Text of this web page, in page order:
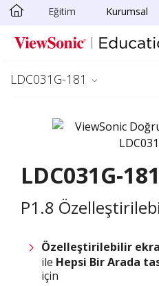
Skip to main content
Eğitim Kurumsal
LDC031G-181
LDC031G-181
P1.8
Özelleştirilebilir
ile Hepsi Bir Arada
için